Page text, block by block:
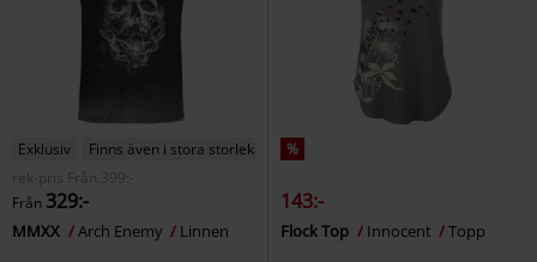
Exklusiv
Finns även i stora storlekar
rek-pris
Från
399:-
Från 329:-
MMXX Arch Enemy Linnen
%
143:-
Flock Top Innocent Topp